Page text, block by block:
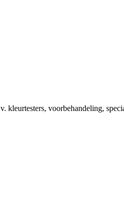
voorbehandeling,